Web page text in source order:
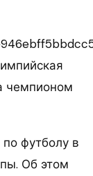
чемпионом
футболу в
Об этом